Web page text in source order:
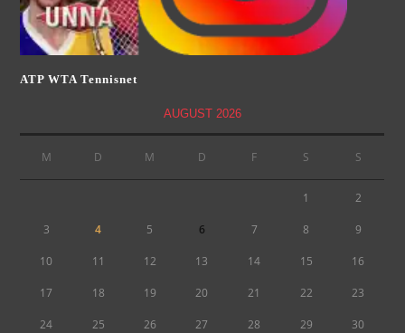
ATP WTA Tennisnet
AUGUST 2026
M D M D F S S
1 2
3 4 5 6 7 8 9
10 11 12 13 14 15 16
17 18 19 20 21 22 23
24 25 26 27 28 29 30